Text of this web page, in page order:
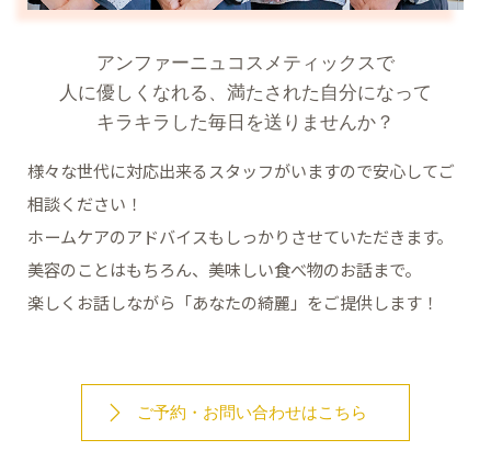
アンファーニュコスメティックスで
人に優しくなれる、満たされた自分になって
キラキラした毎日を送りませんか？
様々な世代に対応出来るスタッフがいますので安心してご
相談ください！
ホームケアのアドバイスもしっかりさせていただきます。
美容のことはもちろん、美味しい食べ物のお話まで。
楽しくお話しながら「あなたの綺麗」をご提供します！
ご予約・お問い合わせはこちら